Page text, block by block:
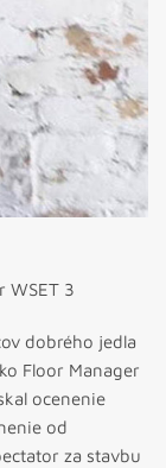
WSET 3
dobrého jedla
Floor Manager
ocenenie
od
za stavbu